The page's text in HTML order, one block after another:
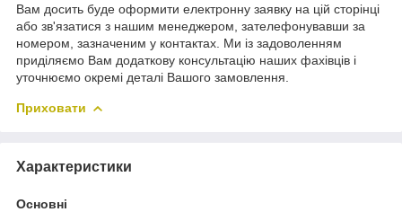
Вам досить буде оформити електронну заявку на цій сторінці
або зв'язатися з нашим менеджером, зателефонувавши за
номером, зазначеним у контактах. Ми із задоволенням
приділяємо Вам додаткову консультацію наших фахівців і
уточнюємо окремі деталі Вашого замовлення.
Приховати
Характеристики
Основні